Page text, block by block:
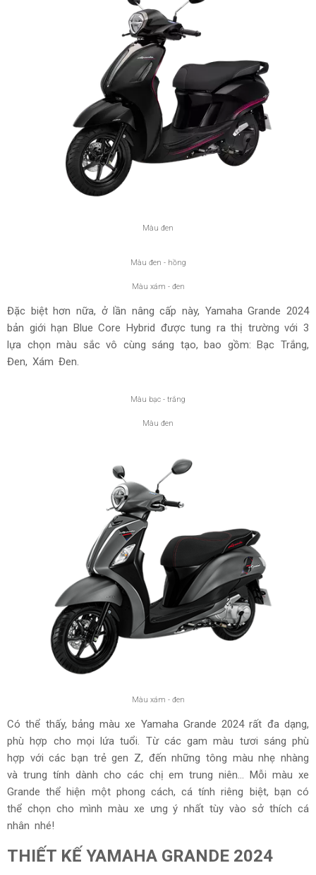
Màu đen
Màu đen - hồng
Màu xám - đen
Đặc biệt hơn nữa, ở lần nâng cấp này, Yamaha Grande 2024
bản giới hạn Blue Core Hybrid được tung ra thị trường với 3
lựa chọn màu sắc vô cùng sáng tạo, bao gồm:
Đen, Xám Đen.